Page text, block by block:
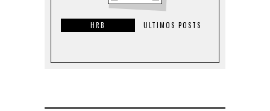
HRB ULTIMOS POSTS